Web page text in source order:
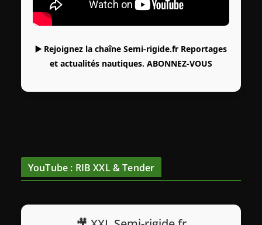
▶️ Rejoignez la chaîne Semi-rigide.fr Reportages
et actualités nautiques. ABONNEZ-VOUS
YouTube : RIB XXL & Tender